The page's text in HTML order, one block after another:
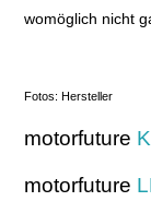
womöglich nicht
Fotos: Hersteller
motorfuture
motorfuture